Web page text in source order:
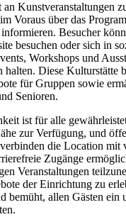
Kunstveranstaltungen
Voraus über das
Besucher
besuchen oder sich in
Workshops und
halten. Diese Kulturstätte
für Gruppen sowie
Senioren.
ist für alle
zur Verfügung, und
die Location mit
Zugänge
Veranstaltungen
der Einrichtung zu
bemüht, allen Gästen ein